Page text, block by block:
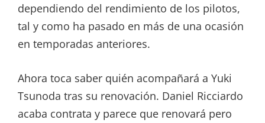
dependiendo del rendimiento de los pilotos,
tal y como ha pasado en más de una ocasión
en temporadas anteriores.
Ahora toca saber quién acompañará a Yuki
Tsunoda tras su renovación. Daniel Ricciardo
acaba contrata y parece que renovará pero